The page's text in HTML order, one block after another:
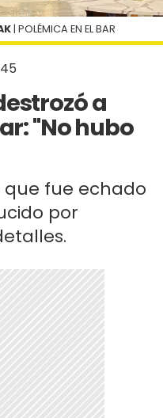
a
"No hubo
que fue echado
por
| POLÉMICA EN EL BAR